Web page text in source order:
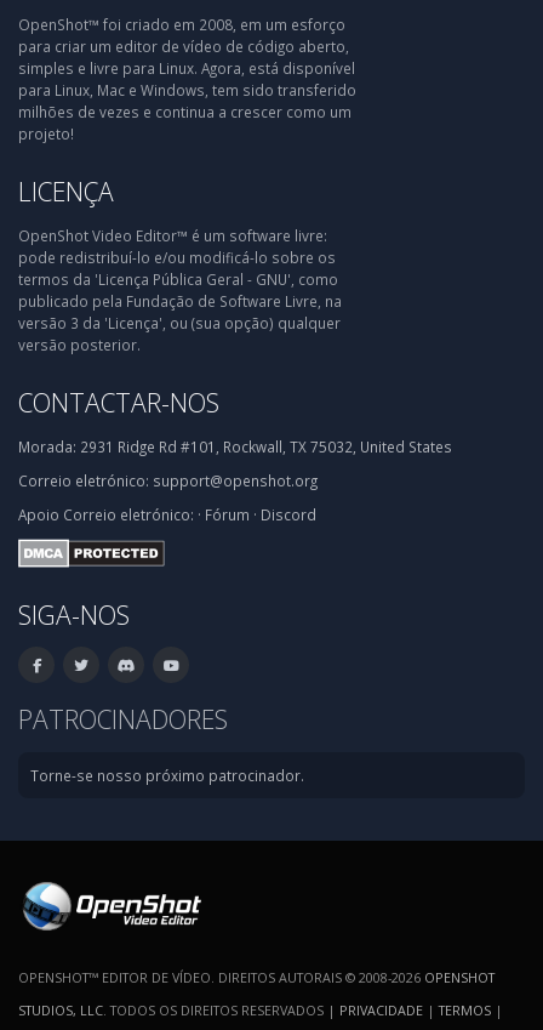
OpenShot™ foi criado em 2008, em um esforço
para criar um editor de vídeo de código aberto,
simples e livre para Linux. Agora, está disponível
para Linux, Mac e Windows, tem sido transferido
milhões de vezes e continua a crescer como um
projeto!
LICENÇA
OpenShot Video Editor™ é um software livre:
pode redistribuí-lo e/ou modificá-lo sobre os
termos da 'Licença Pública Geral - GNU', como
publicado pela Fundação de Software Livre, na
versão 3 da 'Licença', ou (sua opção) qualquer
versão posterior.
CONTACTAR-NOS
Morada: 2931 Ridge Rd #101, Rockwall, TX 75032, United States
Correio eletrónico: support@openshot.org
Apoio Correio eletrónico: · Fórum · Discord
SIGA-NOS
PATROCINADORES
Torne-se nosso próximo patrocinador.
OPENSHOT™ EDITOR DE VÍDEO. DIREITOS AUTORAIS © 2008-2026 OPENSHOT
STUDIOS, LLC. TODOS OS DIREITOS RESERVADOS | PRIVACIDADE |TERMOS |